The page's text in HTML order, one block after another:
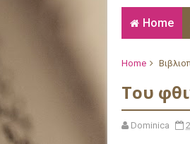
Home
Home
Του
Dominica